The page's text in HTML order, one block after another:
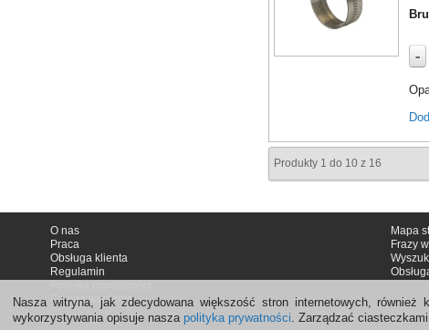
-
Produkty 1 do 10 z 16
O nas
Praca
Obsługa klienta
Regulamin
Co nas wyróżnia
Mapa
Frazy
Nasza witryna, jak zdecydowana większość stron internetowych,
wykorzystywania opisuje nasza polityka prywatności. Zarządzać